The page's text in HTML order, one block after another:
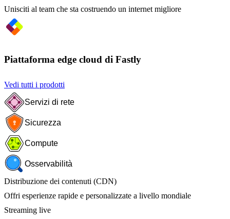
Unisciti al team che sta costruendo un internet migliore
Piattaforma edge cloud di Fastly
Vedi tutti i prodotti
Servizi di rete
Sicurezza
Compute
Osservabilità
Distribuzione dei contenuti (CDN)
Offri esperienze rapide e personalizzate a livello mondiale
Streaming live